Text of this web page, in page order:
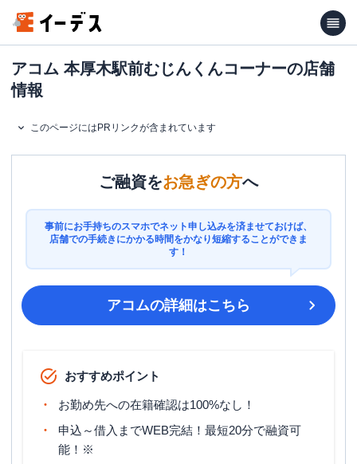
アコム 本厚木駅前むじんくんコーナーの店舗
情報
このページにはPRリンクが含まれています
ご融資をお急ぎの方へ
事前にお手持ちのスマホでネット申し込みを済ませておけば、
店舗での手続きにかかる時間をかなり短縮することができま
す！
アコムの詳細はこちら
おすすめポイント
お勤め先への在籍確認は100%なし！
申込～借入までWEB完結！最短20分で融資可
能！※